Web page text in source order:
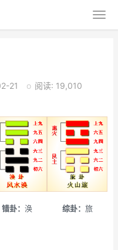
21 o 阅读: 19,010
错卦： 涣 综卦： 旅